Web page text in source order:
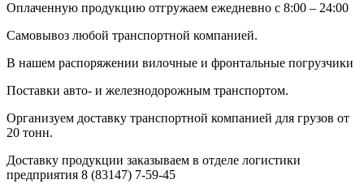
Оплаченную продукцию отгружаем ежедневно с 8:00 – 24:00
Самовывоз любой транспортной компанией.
В нашем распоряжении вилочные и фронтальные погрузчики
Поставки авто- и железнодорожным транспортом.
Организуем доставку транспортной компанией для грузов от
20 тонн.
Доставку продукции заказываем в отделе логистики
предприятия 8 (83147) 7-59-45